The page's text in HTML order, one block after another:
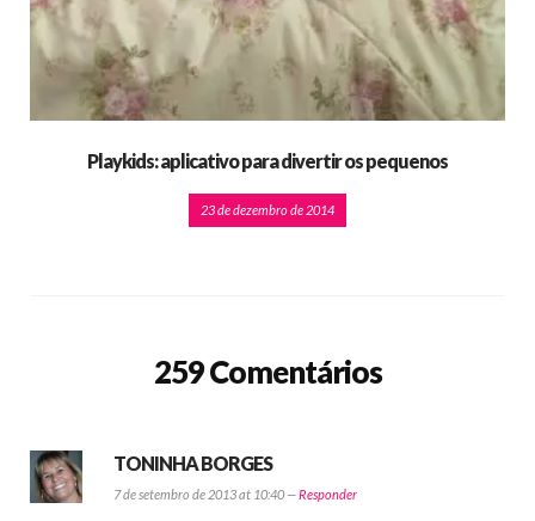
Playkids: aplicativo para divertir os pequenos
23 de dezembro de 2014
259 Comentários
TONINHA BORGES
7 de setembro de 2013 at 10:40 —Responder